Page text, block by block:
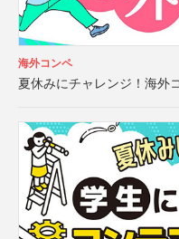
海外コンペ
夏休みにチャレンジ！海外